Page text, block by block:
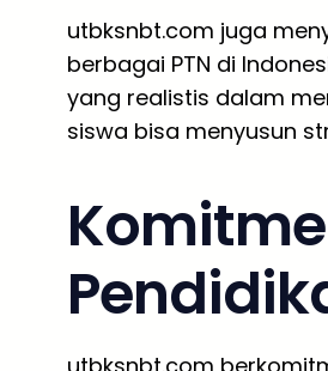
utbksnbt.com juga
berbagai PTN di
yang realistis dalam
siswa bisa menyusun